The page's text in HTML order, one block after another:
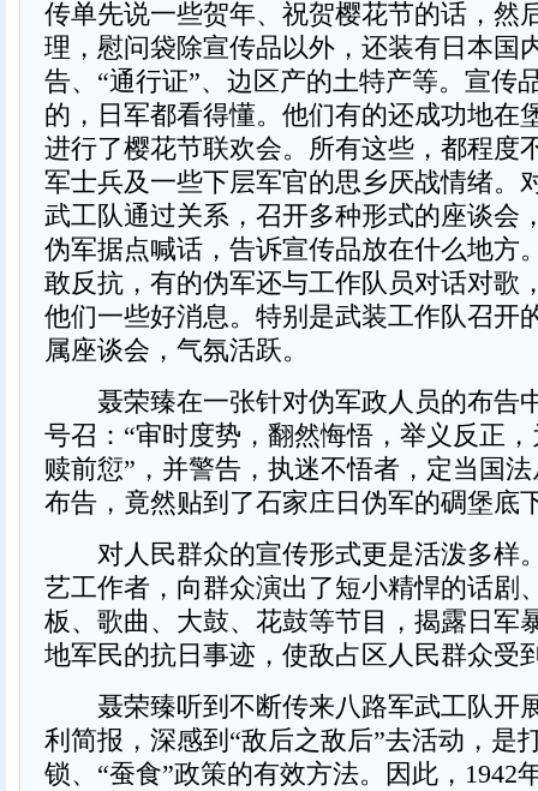
传单先说一些贺年、祝贺樱花节的话，然
理，慰问袋除宣传品以外，还装有日本国
告、“通行证”、边区产的土特产等。宣传
的，日军都看得懂。他们有的还成功地在
进行了樱花节联欢会。所有这些，都程度
军士兵及一些下层军官的思乡厌战情绪。
武工队通过关系，召开多种形式的座谈会
伪军据点喊话，告诉宣传品放在什么地方
敢反抗，有的伪军还与工作队员对话对歌
他们一些好消息。特别是武装工作队召开
属座谈会，气氛活跃。
聂荣臻在一张针对伪军政人员的布告
号召：“审时度势，翻然悔悟，举义反正
赎前愆”，并警告，执迷不悟者，定当国
布告，竟然贴到了石家庄日伪军的碉堡底
对人民群众的宣传形式更是活泼多样
艺工作者，向群众演出了短小精悍的话剧
板、歌曲、大鼓、花鼓等节目，揭露日军
地军民的抗日事迹，使敌占区人民群众受
聂荣臻听到不断传来八路军武工队开
利简报，深感到“敌后之敌后”去活动，是
锁、“蚕食”政策的有效方法。因此，1942